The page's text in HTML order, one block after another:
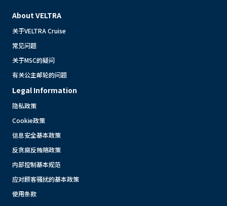
About VELTRA
关于VELTRA Cruise
常见问题
关于MSC的疑问
有关公主邮轮的问题
Legal Information
隐私政策
Cookie政策
信息安全基本政策
反贪腐反贿赂政策
内部控制基本规范
应对顾客骚扰的基本政策
使用条款